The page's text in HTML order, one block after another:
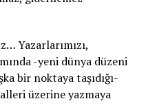
Yazarlarımızı,
-yeni dünya düzeni
bir noktaya taşıdığı-
üzerine yazmaya